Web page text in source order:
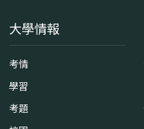
大學情報
考情
學習
考題